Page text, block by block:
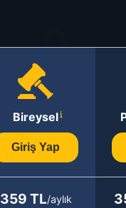
Bireysel
Giriş Yap
359 TL/aylık